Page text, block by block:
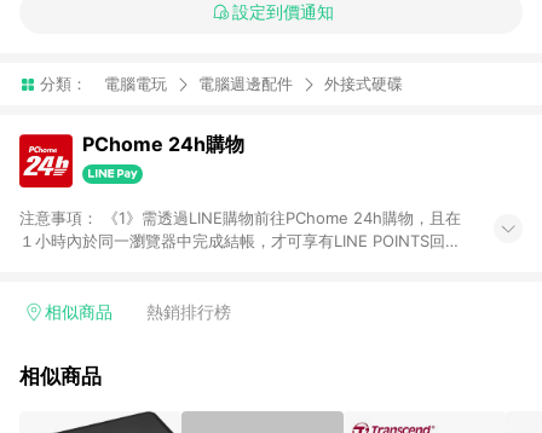
設定到價通知
分類： 電腦電玩 電腦週邊配件 外接式硬碟
PChome 24h購物
注意事項： 《1》需透過LINE購物前往PChome 24h購物，且在
１小時內於同一瀏覽器中完成結帳，才可享有LINE POINTS回饋
在點數回饋範圍內。 《3》如取消訂單、退貨、購物中登出
品、票券、訂閱方案、PChome儲值商品、企業專區/企業採購、
值點數、點數/禮物卡 [2025/2/16起適用] - 票券全品項
相似商品 熱銷排行榜
相似商品